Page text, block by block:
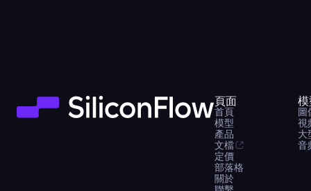
頁面
首頁
模型
產品
文檔
定價
部落格
關於
圖
視
大
音